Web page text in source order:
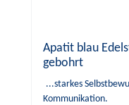
Apatit blau
gebohrt
...starkes
Kommunikation.